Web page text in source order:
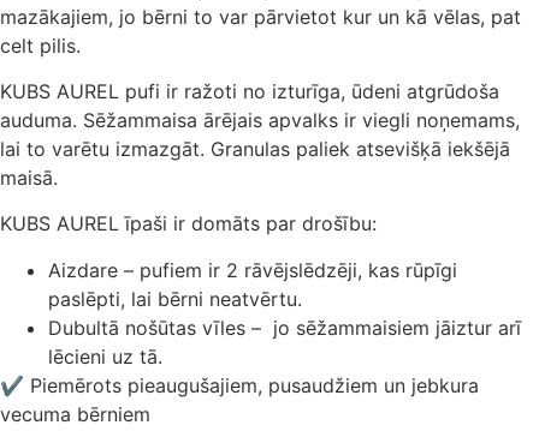
mazākajiem, jo bērni to var pārvietot kur un kā vēlas, pat
celt pilis.
KUBS AUREL pufi ir ražoti no izturīga, ūdeni atgrūdoša
auduma. Sēžammaisa ārējais apvalks ir viegli noņemams,
lai to varētu izmazgāt. Granulas paliek atsevišķā iekšējā
maisā.
KUBS AUREL īpaši ir domāts par drošību:
Aizdare – pufiem ir 2 rāvējslēdzēji, kas rūpīgi
paslēpti, lai bērni neatvērtu.
Dubultā nošūtas vīles – jo sēžammaisiem jāiztur arī
lēcieni uz tā.
✔ Piemērots pieaugušajiem, pusaudžiem un jebkura
vecuma bērniem